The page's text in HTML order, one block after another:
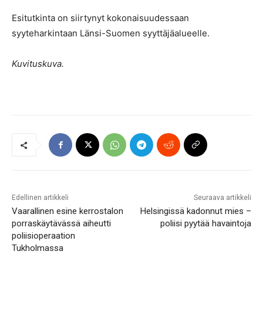
Esitutkinta on siirtynyt kokonaisuudessaan
syyteharkintaan Länsi-Suomen syyttäjäalueelle.
Kuvituskuva.
Edellinen artikkeli
Vaarallinen esine kerrostalon
porraskäytävässä aiheutti
poliisioperaation
Tukholmassa
Seuraava artikkeli
Helsingissä kadonnut mies –
poliisi pyytää havaintoja